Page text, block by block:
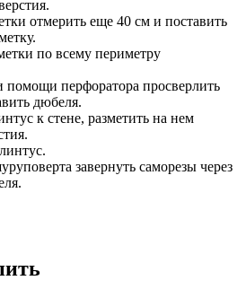
отмерить еще 40 см и поставить
по всему периметру
помощи перфоратора просверлить
дюбеля.
к стене, разметить на нем
завернуть саморезы через